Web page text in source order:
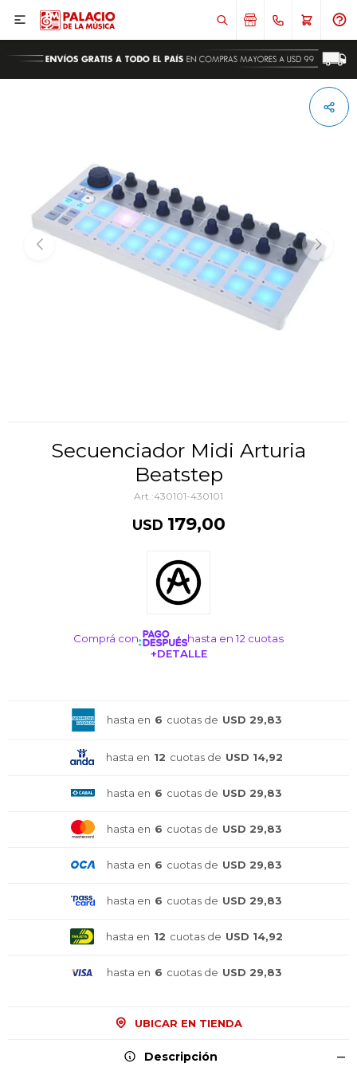

Secuenciador Midi Arturia
Beatstep
430101-430101
USD 179,00
Comprá con
hasta en 12 cuotas
+DETALLE
hasta en 6 cuotas de USD 29,83
hasta en 12 cuotas de USD 14,92
hasta en 6 cuotas de USD 29,83
hasta en 6 cuotas de USD 29,83
hasta en 6 cuotas de USD 29,83
hasta en 6 cuotas de USD 29,83
hasta en 12 cuotas de USD 14,92
hasta en 6 cuotas de USD 29,83
UBICAR EN TIENDA
Descripción